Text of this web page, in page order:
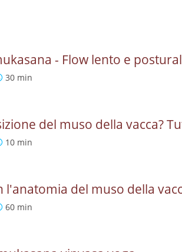
- Flow lento e
30 min
del muso della vacca?
10 min
l'anatomia del muso della
60 min